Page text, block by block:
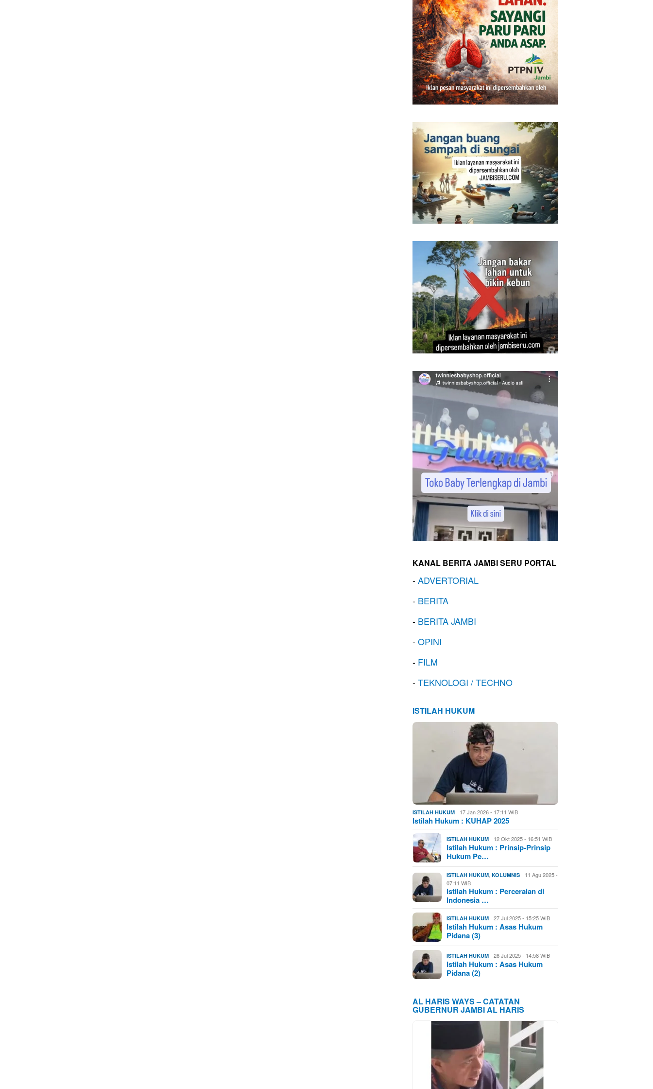
KANAL BERITA JAMBI SERU PORTAL
-ADVERTORIAL
- BERITA
- BERITA JAMBI
-OPINI
- FILM
-TEKNOLOGI / TECHNO
ISTILAH HUKUM
ISTILAH HUKUM 17 Jan 2026 - 17:11 WIB
Istilah Hukum : KUHAP 2025
ISTILAH HUKUM 12 Okt 2025 - 16:51 WIB
Istilah Hukum : Prinsip-Prinsip
Hukum Pe…
ISTILAH HUKUM ,KOLUMNIS
11 Agu 2025 -
07:11 WIB
Istilah Hukum : Perceraian di
Indonesia …
ISTILAH HUKUM 27 Jul 2025 - 15:25 WIB
Istilah Hukum : Asas Hukum
Pidana (3)
ISTILAH HUKUM 26 Jul 2025 - 14:58 WIB
Istilah Hukum : Asas Hukum
Pidana (2)
AL HARIS WAYS – CATATAN
GUBERNUR JAMBI AL HARIS